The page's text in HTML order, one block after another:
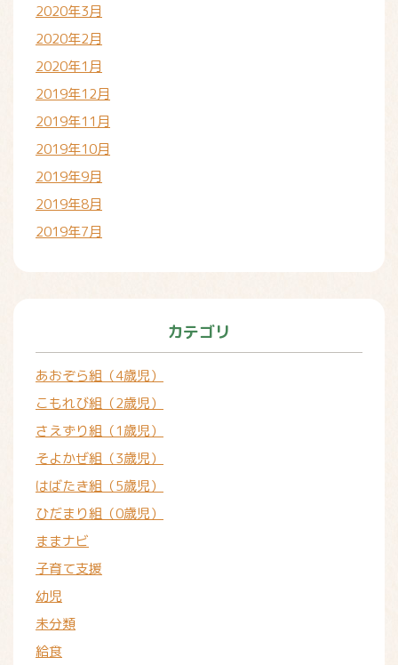
2020年3月
2020年2月
2020年1月
2019年12月
2019年11月
2019年10月
2019年9月
2019年8月
2019年7月
カテゴリ
あおぞら組（4歳児）
こもれび組（2歳児）
さえずり組（1歳児）
そよかぜ組（3歳児）
はばたき組（5歳児）
ひだまり組（0歳児）
ままナビ
子育て支援
幼児
未分類
給食